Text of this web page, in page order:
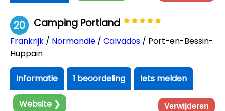
20 Camping Portland
Frankrijk / Normandië / Calvados / Port-en-Bessin-
Huppain
Informatie 1 beoordeling Iets melden
Website ❯ Verwijderen